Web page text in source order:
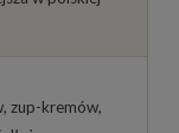
zup-kremów,